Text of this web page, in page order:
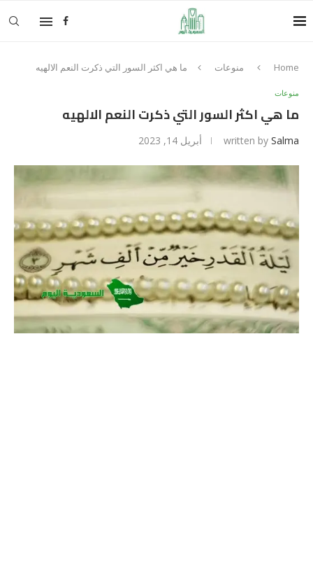
Home منوعات ما هي اكثر السور التي ذكرت النعم الالهيه
منوعات
ما هي اكثر السور التي ذكرت النعم الالهيه
written by Salma أبريل 14, 2023